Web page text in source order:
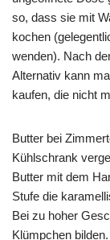
so, dass sie mit
kochen
wenden). Nach
Alternativ kann
kaufen, die nicht
Butter bei
Kühlschrank
Butter mit dem
Stufe die
Bei zu hoher
Klümpchen bilden.